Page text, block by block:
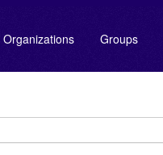
Organizations Groups